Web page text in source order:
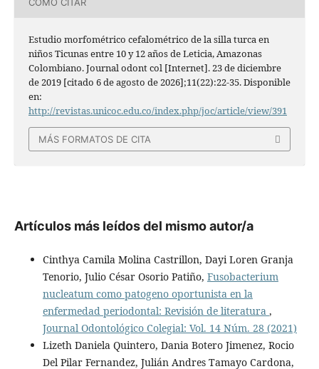
Estudio morfométrico cefalométrico de la silla turca en
niños Ticunas entre 10 y 12 años de Leticia, Amazonas
Colombiano. Journal odont col [Internet]. 23 de diciembre
de 2019 [citado 6 de agosto de 2026];11(22):22-35. Disponible
en:
http://revistas.unicoc.edu.co/index.php/joc/article/view/391
MÁS FORMATOS DE CITA
Artículos más leídos del mismo autor/a
Cinthya Camila Molina Castrillon, Dayi Loren Granja
Tenorio, Julio César Osorio Patiño, Fusobacterium
nucleatum como patogeno oportunista en la
enfermedad periodontal: Revisión de literatura ,
Journal Odontológico Colegial: Vol. 14 Núm. 28 (2021)
Lizeth Daniela Quintero, Dania Botero Jimenez, Rocio
Del Pilar Fernandez, Julián Andres Tamayo Cardona,